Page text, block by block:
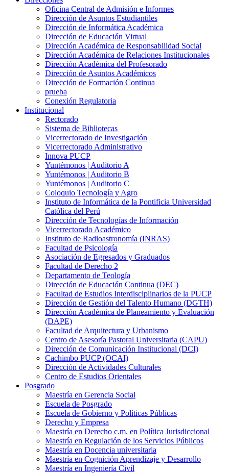
Oficina Central de Admisión e Informes
Dirección de Asuntos Estudiantiles
Dirección de Informática Académica
Dirección de Educación Virtual
Dirección Académica de Responsabilidad Social
Dirección Académica de Relaciones Institucionales
Dirección Académica del Profesorado
Dirección de Asuntos Académicos
Dirección de Formación Continua
prueba
Conexión Regulatoria
Institucional
Rectorado
Sistema de Bibliotecas
Vicerrectorado de Investigación
Vicerrectorado Administrativo
Innova PUCP
Yuntémonos | Auditorio A
Yuntémonos | Auditorio B
Yuntémonos | Auditorio C
Coloquio Tecnología y Agro
Instituto de Informática de la Pontificia Universidad
Católica del Perú
Dirección de Tecnologías de Información
Vicerrectorado Académico
Instituto de Radioastronomía (INRAS)
Facultad de Psicología
Asociación de Egresados y Graduados
Facultad de Derecho 2
Departamento de Teología
Dirección de Educación Continua (DEC)
Facultad de Estudios Interdisciplinarios de la PUCP
Dirección de Gestión del Talento Humano (DGTH)
Dirección Académica de Planeamiento y Evaluación
(DAPE)
Facultad de Arquitectura y Urbanismo
Centro de Asesoría Pastoral Universitaria (CAPU)
Dirección de Comunicación Institucional (DCI)
Cachimbo PUCP (OCAI)
Dirección de Actividades Culturales
Centro de Estudios Orientales
Posgrado
Maestría en Gerencia Social
Escuela de Posgrado
Escuela de Gobierno y Políticas Públicas
Derecho y Empresa
Maestría en Derecho c.m. en Política Jurisdiccional
Maestría en Regulación de los Servicios Públicos
Maestría en Docencia universitaria
Maestría en Cognición Aprendizaje y Desarrollo
Maestría en Ingeniería Civil